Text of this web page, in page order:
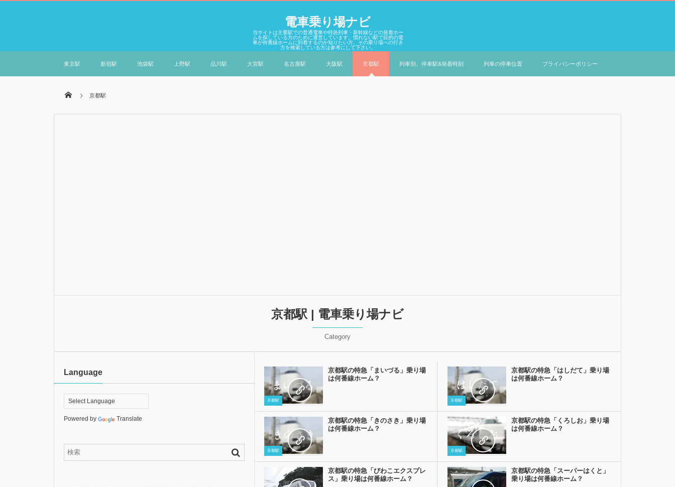
電車乗り場ナビ
当サイトは主要駅での普通電車や特急列車・新幹線などの発着ホー
ムを探している方のために運営しています。慣れない駅で目的の電
車が何番線ホームに到着するのか知りたい方、その乗り場への行き
方を検索している方は参考にして下さい。
東京駅 新宿駅 池袋駅 上野駅 品川駅 大宮駅 名古屋駅 大阪駅 京都駅 列車別、停車駅&発着時刻 列車の停車位置 プライバシーポリシー
京都駅
京都駅 | 電車乗り場ナビ
Category
京都駅
京都駅の特急「まいづる」乗り場
は何番線ホーム？
京都駅
京都駅の特急「はしだて」乗り場
は何番線ホーム？
京都駅
京都駅の特急「きのさき」乗り場
は何番線ホーム？
京都駅
京都駅の特急「くろしお」乗り場
は何番線ホーム？
京都駅の特急「びわこエクスプレ
ス」乗り場は何番線ホーム？
京都駅の特急「スーパーはくと」
乗り場は何番線ホーム？
Language
Powered by Translate